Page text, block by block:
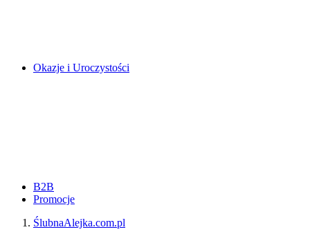
Okazje i Uroczystości
B2B
Promocje
ŚlubnaAlejka.com.pl